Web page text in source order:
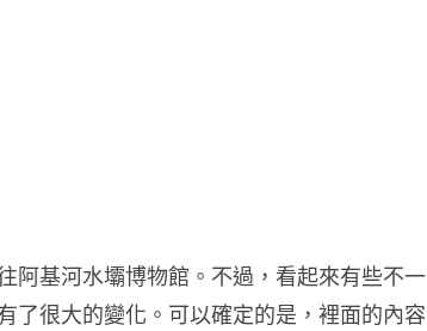
阿基河水壩博物館。不過，看起來有些不一
了很大的變化。可以確定的是，裡面的內容